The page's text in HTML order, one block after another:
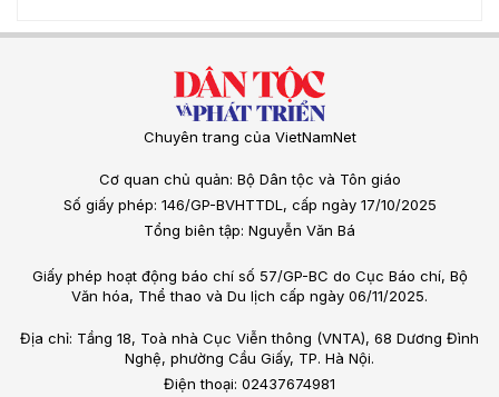
Chuyên trang của VietNamNet
Cơ quan chủ quản: Bộ Dân tộc và Tôn giáo
Số giấy phép: 146/GP-BVHTTDL, cấp ngày 17/10/2025
Tổng biên tập: Nguyễn Văn Bá
Giấy phép hoạt động báo chí số 57/GP-BC do Cục Báo chí, Bộ
Văn hóa, Thể thao và Du lịch cấp ngày 06/11/2025.
Địa chỉ: Tầng 18, Toà nhà Cục Viễn thông (VNTA), 68 Dương Đình
Nghệ, phường Cầu Giấy, TP. Hà Nội.
Điện thoại: 02437674981